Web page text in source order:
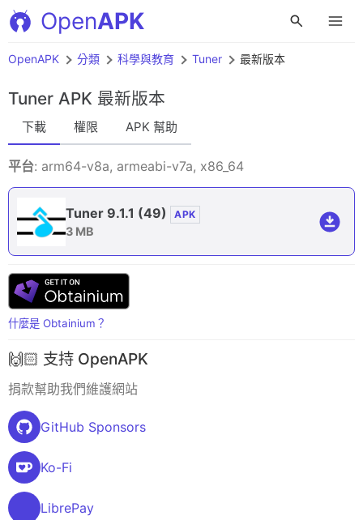
OpenAPK
OpenAPK 分類 科學與教育 Tuner 最新版本
Tuner APK 最新版本
下載 權限 APK 幫助
平台: arm64-v8a, armeabi-v7a, x86_64
Tuner 9.1.1 (49) APK
3 MB
什麼是 Obtainium？
🙌🏻 支持 OpenAPK
捐款幫助我們維護網站
GitHub Sponsors
Ko-Fi
LibrePay